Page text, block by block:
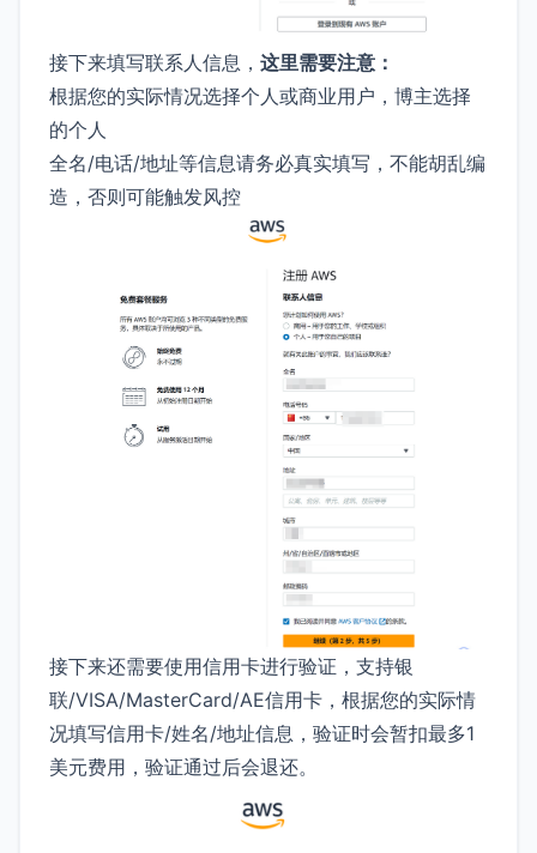
接下来填写联系人信息， 这里需要注意：
根据您的实际情况选择个人或商业用户，博主选择
的个人
全名/电话/地址等信息请务必真实填写，不能胡乱编
造，否则可能触发风控
接下来还需要使用信用卡进行验证，支持银
联/VISA/MasterCard/AE信用卡，根据您的实际情
况填写信用卡/姓名/地址信息，验证时会暂扣最多1
美元费用，验证通过后会退还。